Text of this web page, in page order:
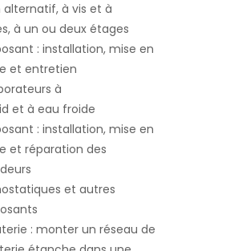
alternatif, à vis et à
à un ou deux étages
: installation, mise en
et entretien
à
et à eau froide
: installation, mise en
et réparation des
et autres
: monter un réseau de